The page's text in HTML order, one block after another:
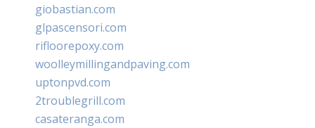
giobastian.com
glpascensori.com
rifloorepoxy.com
woolleymillingandpaving.com
uptonpvd.com
2troublegrill.com
casateranga.com